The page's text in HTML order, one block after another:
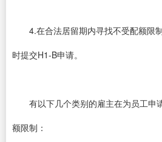
4.在合法居留期内寻找不受配额限
时提交H1-B申请。
有以下几个类别的雇主在为员工申
额限制：